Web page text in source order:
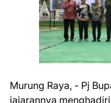
Murung Raya, - Pj
jajarannya